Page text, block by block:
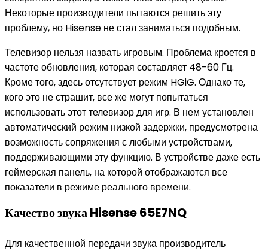
Некоторые производители пытаются решить эту
проблему, но Hisense не стал заниматься подобным.
Телевизор нельзя назвать игровым. Проблема кроется в
частоте обновления, которая составляет 48-60 Гц.
Кроме того, здесь отсутствует режим HGiG. Однако те,
кого это не страшит, все же могут попытаться
использовать этот телевизор для игр. В нем установлен
автоматический режим низкой задержки, предусмотрена
возможность сопряжения с любыми устройствами,
поддерживающими эту функцию. В устройстве даже есть
геймерская панель, на которой отображаются все
показатели в режиме реального времени.
Качество звука Hisense 65E7NQ
Для качественной передачи звука производитель